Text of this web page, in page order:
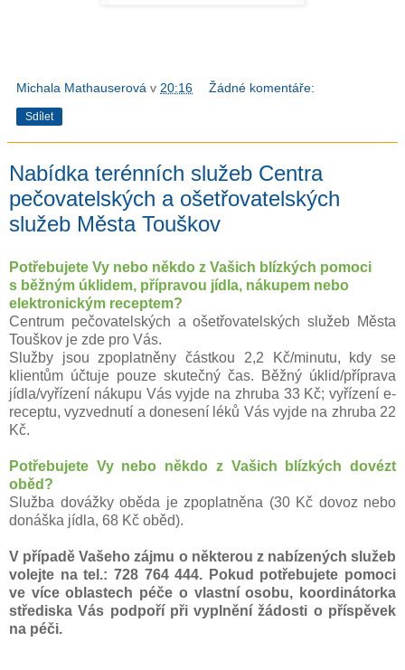
Michala Mathauserová v 20:16 Žádné komentáře:
Sdílet
Nabídka terénních služeb Centra
pečovatelských a ošetřovatelských
služeb Města Touškov
Potřebujete Vy nebo někdo z Vašich blízkých pomoci
s běžným úklidem, přípravou jídla, nákupem nebo
elektronickým receptem?
Centrum pečovatelských a ošetřovatelských služeb Města
Touškov je zde pro Vás.
Služby jsou zpoplatněny částkou 2,2 Kč/minutu, kdy se
klientům účtuje pouze skutečný čas. Běžný úklid/příprava
jídla/vyřízení nákupu Vás vyjde na zhruba 33 Kč; vyřízení e-
receptu, vyzvednutí a donesení léků Vás vyjde na zhruba 22
Kč.
Potřebujete Vy nebo někdo z Vašich blízkých dovézt
oběd?
Služba dovážky oběda je zpoplatněna (30 Kč dovoz nebo
donáška jídla, 68 Kč oběd).
V případě Vašeho zájmu o některou z nabízených služeb
volejte na tel.: 728 764 444. Pokud potřebujete pomoci
ve více oblastech péče o vlastní osobu, koordinátorka
střediska Vás podpoří při vyplnění žádosti o příspěvek
na péči.